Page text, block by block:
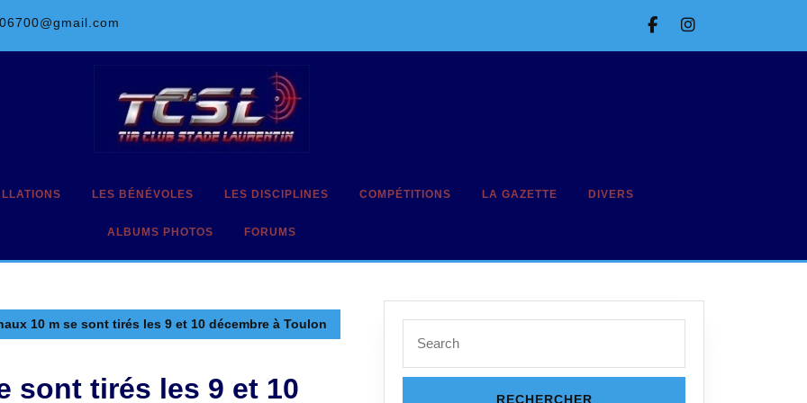
Facebook
LES BÉNÉVOLES LES DISCIPLINES COMPÉTITIONS LA GAZETTE DIVERS
ALBUMS PHOTOS FORUMS
10 m se sont tirés les 9 et 10 décembre à Toulon
sont tirés les 9 et 10
for: